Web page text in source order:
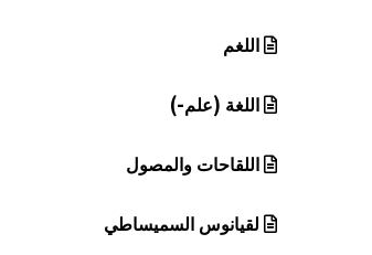
اللغم
اللغة (علم-)
اللقاحات والمصول
لقيانوس السميساطي